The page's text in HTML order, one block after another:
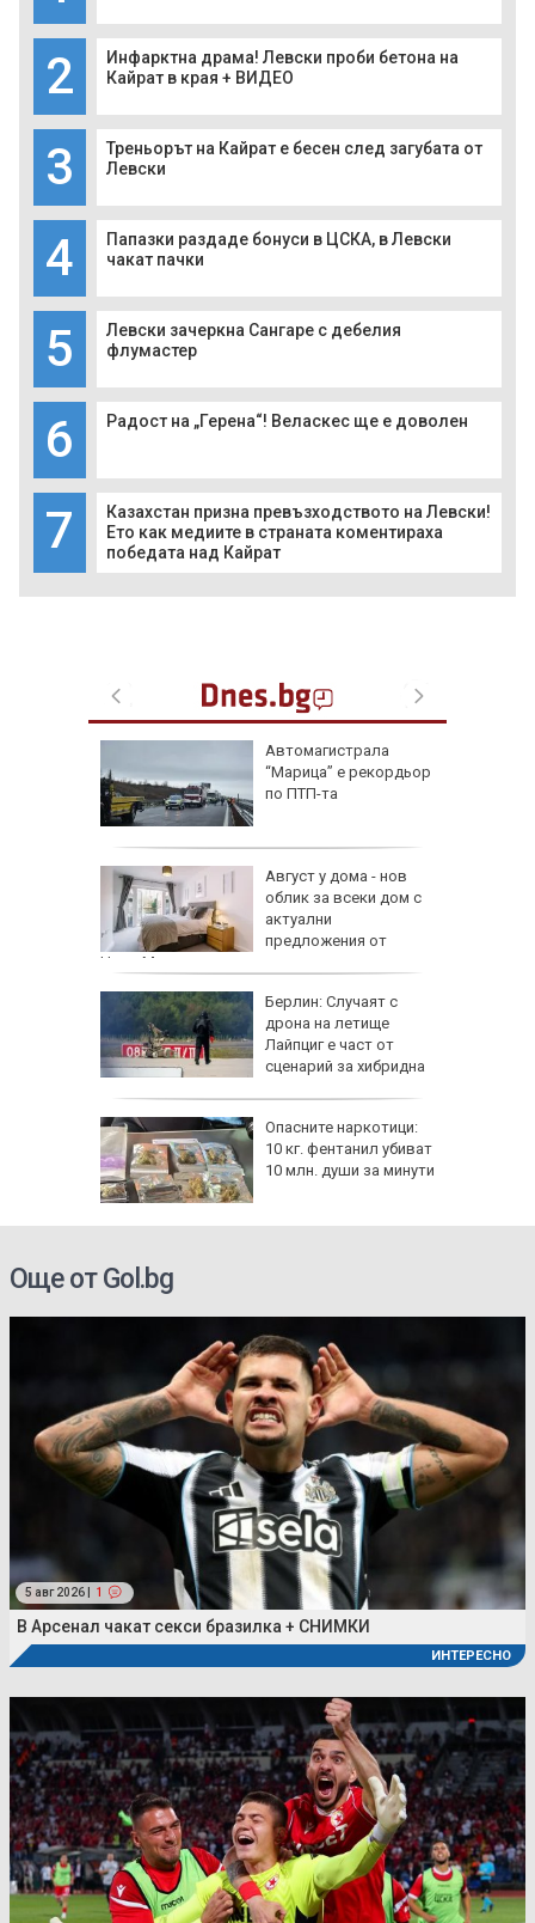
2
Инфарктна драма! Левски проби бетона на
Кайрат в края + ВИДЕО
3
Треньорът на Кайрат е бесен след загубата от
Левски
4
Папазки раздаде бонуси в ЦСКА, в Левски
чакат пачки
5
Левски зачеркна Сангаре с дебелия
флумастер
6 Радост на „Герена“! Веласкес ще е доволен
7
Казахстан призна превъзходството на Левски!
Ето как медиите в страната коментираха
победата над Кайрат
Автомагистрала
“Марица” е рекордьор
по ПТП-та
Август у дома - нов
облик за всеки дом с
актуални
предложения от
HomeMax
Берлин: Случаят с
дрона на летище
Лайпциг е част от
сценарий за хибридна
Опасните наркотици:
10 кг. фентанил убиват
10 млн. души за минути
Още от Gol.bg
5 авг 2026 | 1
В Арсенал чакат секси бразилка + СНИМКИ
ИНТЕРЕСНО